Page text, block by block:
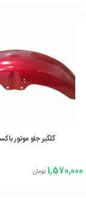
گلگیر جلو موتور
1,570,000 تومان